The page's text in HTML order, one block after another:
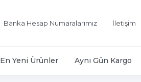
Banka Hesap Numaralarımız İletişim
En Yeni Ürünler Aynı Gün Kargo